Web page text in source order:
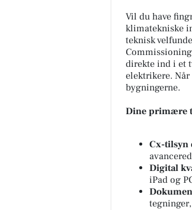
Vil du have
klimatekniske
teknisk
direkte ind i et
elektrikere.
bygningerne.
Dine primære
Cx-tilsyn
Digital
iPad og